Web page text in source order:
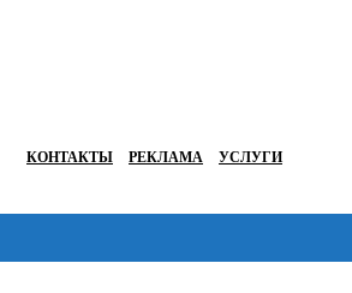
КОНТАКТЫ РЕКЛАМА УСЛУГИ